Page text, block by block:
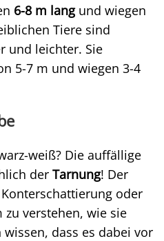
6-8 m langund wiegen
Tiere sind
und leichter. Sie
5-7 m und wiegen 3-4
weiß? Die auffällige
der Tarnung! Der
oder
zu verstehen, wie sie
dass es dabei vor